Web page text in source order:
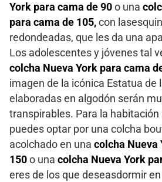
York para cama de 90 o una
para cama de 105, con
redondeadas, que les da una
Los adolescentes y jóvenes tal
colcha Nueva York para cama
imagen de la icónica Estatua de
elaboradas en algodón serán
transpirables. Para la habitación
puedes optar por una colcha
acolchado en una colcha Nueva
150 o una colcha Nueva York
eres de los que deseasdormir